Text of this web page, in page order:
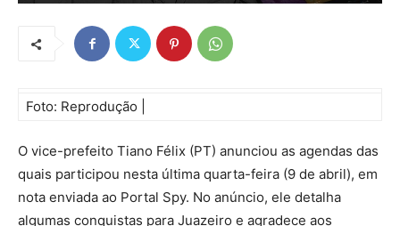
Foto: Reprodução |
O vice-prefeito Tiano Félix (PT) anunciou as agendas das
quais participou nesta última quarta-feira (9 de abril), em
nota enviada ao Portal Spy. No anúncio, ele detalha
algumas conquistas para Juazeiro e agradece aos